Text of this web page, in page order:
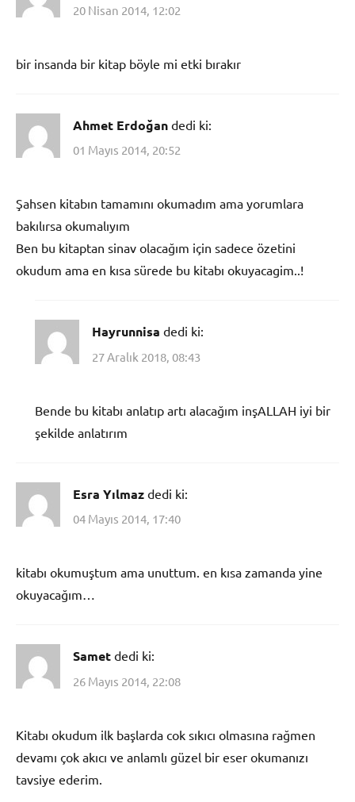
20 Nisan 2014, 12:02
bir insanda bir kitap böyle mi etki bırakır
Ahmet Erdoğan dedi ki:
01 Mayıs 2014, 20:52
Şahsen kitabın tamamını okumadım ama yorumlara
bakılırsa okumalıyım
Ben bu kitaptan sinav olacağım için sadece özetini
okudum ama en kısa sürede bu kitabı okuyacagim..!
Hayrunnisa dedi ki:
27 Aralık 2018, 08:43
Bende bu kitabı anlatıp artı alacağım inşALLAH iyi bir
şekilde anlatırım
Esra Yılmaz dedi ki:
04 Mayıs 2014, 17:40
kitabı okumuştum ama unuttum. en kısa zamanda yine
okuyacağım…
Samet dedi ki:
26 Mayıs 2014, 22:08
Kitabı okudum ilk başlarda cok sıkıcı olmasına rağmen
devamı çok akıcı ve anlamlı güzel bir eser okumanızı
tavsiye ederim.